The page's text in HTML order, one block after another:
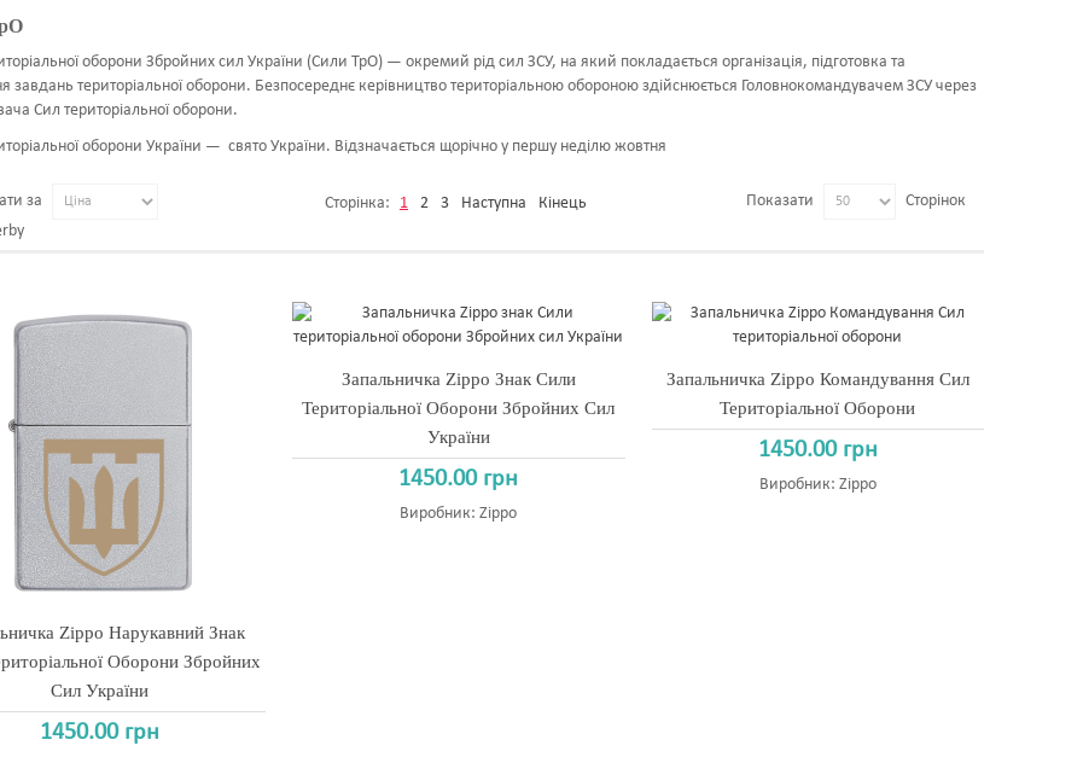
оборони Збройних сил України (Сили ТрО) — окремий рід сил ЗСУ, на який покладається організація, підготовка та
завдань територіальної оборони. Безпосереднє керівництво територіальною обороною здійснюється Головнокомандувачем ЗСУ через
Сил територіальної оборони.
оборони України — свято України. Відзначається щорічно у першу неділю жовтня
за Сторінка: 1 2 3 Наступна Кінець Показати Сторінок
Zippo Нарукавний Знак
Оборони Збройних
Сил України
1450.00 грн
Запальничка Zippo Знак Сили
Територіальної Оборони Збройних Сил
України
1450.00 грн
Виробник:Zippo
Запальничка Zippo Командування Сил
Територіальної Оборони
1450.00 грн
Виробник: Zippo